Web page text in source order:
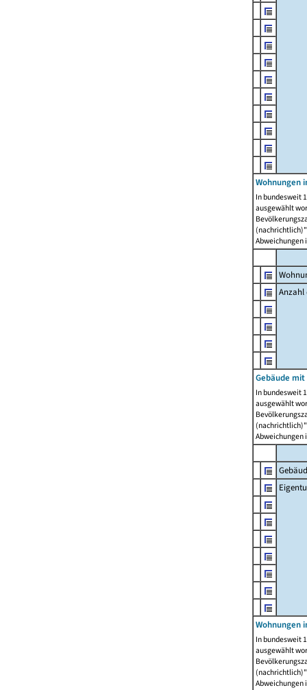
Wohnungen
In bundesweit
ausgewählt
Abweichungen
Anzahl
Gebäude
In bundesweit
ausgewählt
Abweichungen
Wohnungen
In bundesweit
ausgewählt
Abweichungen